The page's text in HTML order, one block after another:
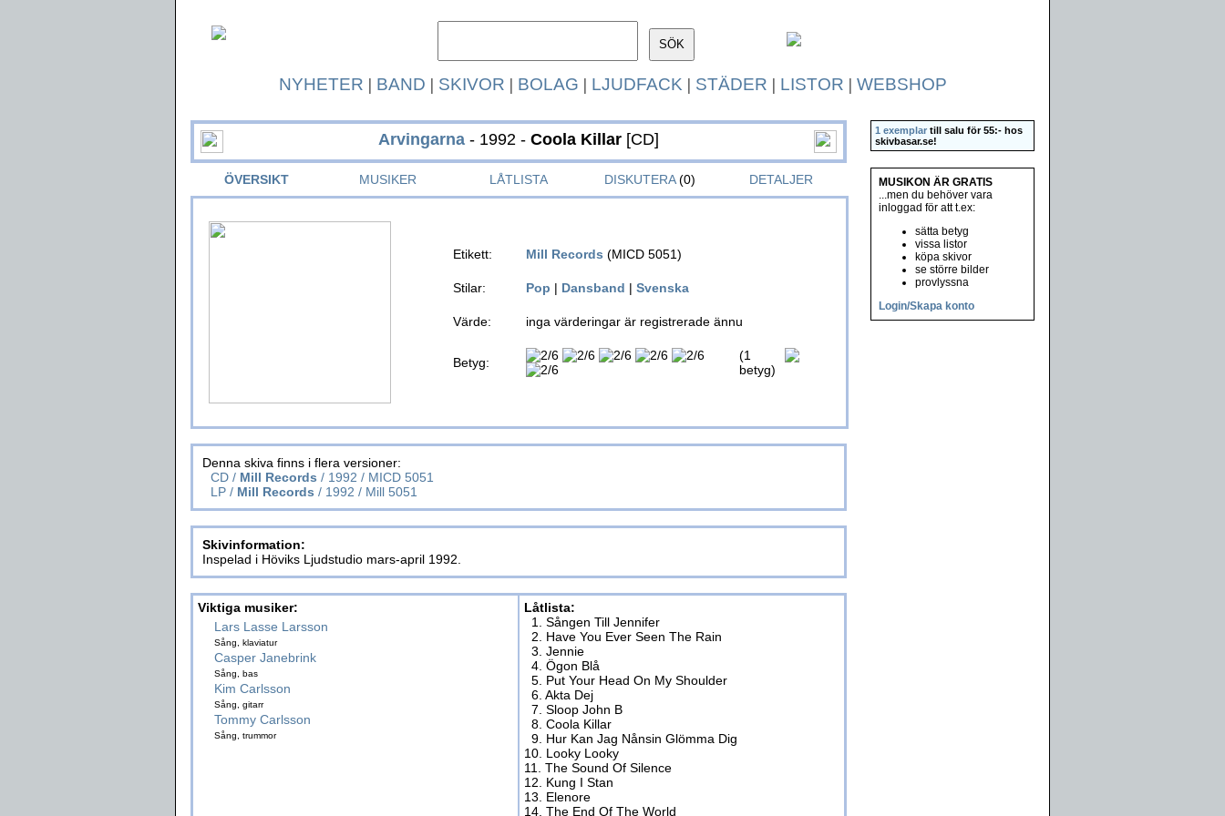
NYHETER | BAND | SKIVOR | BOLAG | LJUDFACK | STÄDER | LISTOR | WEBSHOP
Arvingarna - 1992 - Coola Killar [CD]
ÖVERSIKT MUSIKER LÅTLISTA DISKUTERA(0) DETALJER
Etikett: Mill Records (MICD 5051)
Stilar: Pop | Dansband | Svenska
Värde: inga värderingar är registrerade ännu
Betyg:
(1
betyg)
Denna skiva finns i flera versioner:
CD / Mill Records / 1992 / MICD 5051
LP / Mill Records / 1992 / Mill 5051
Skivinformation:
Inspelad i Höviks Ljudstudio mars-april 1992.
Viktiga musiker:
Lars Lasse Larsson
Sång, klaviatur
Casper Janebrink
Sång, bas
Kim Carlsson
Sång, gitarr
Tommy Carlsson
Sång, trummor
Låtlista:
1. Sången Till Jennifer
2. Have You Ever Seen The Rain
3. Jennie
4. Ögon Blå
5. Put Your Head On My Shoulder
6. Akta Dej
7. Sloop John B
8. Coola Killar
9. Hur Kan Jag Nånsin Glömma Dig
10. Looky Looky
11. The Sound Of Silence
12. Kung I Stan
13. Elenore
14. The End Of The World
1 exemplar till salu för 55:- hos
skivbasar.se!
MUSIKON ÄR GRATIS
...men du behöver vara
inloggad för att t.ex:
sätta betyg
vissa listor
köpa skivor
se större bilder
provlyssna
Login/Skapa konto